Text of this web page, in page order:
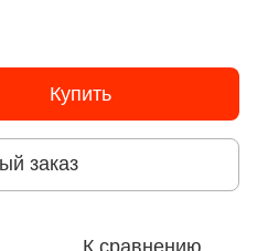
Купить
заказ
К сравнению